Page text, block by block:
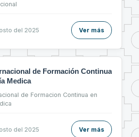
del 2025 Ver más
de Formación Continua
Medica
de Formacion Continua en
del 2025 Ver más